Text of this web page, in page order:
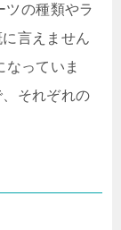
ツの種類やラ
言えません
っていま
それぞれの